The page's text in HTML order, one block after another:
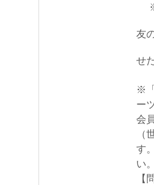
※
友
せ
※
ー
会
す
い。